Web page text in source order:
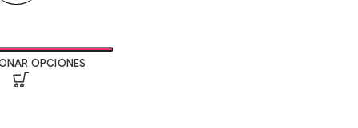
OPCIONES